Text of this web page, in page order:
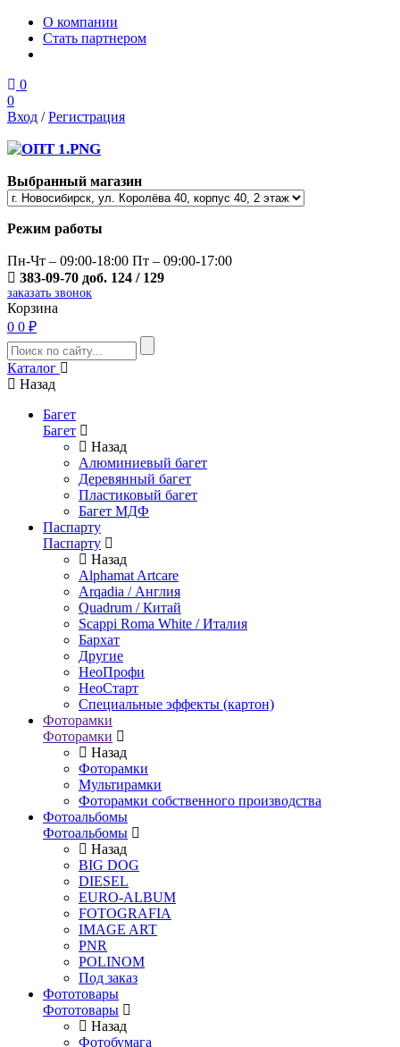
О компании
Стать партнером
0
0
Вход /Регистрация
Выбранный магазин
Режим работы
Пн-Чт – 09:00-18:00 Пт – 09:00-17:00
383-09-70 доб. 124 / 129
заказать звонок
Корзина
0 0 ₽
Каталог
Назад
Багет
Багет
Назад
Алюминиевый багет
Деревянный багет
Пластиковый багет
Багет МДФ
Паспарту
Паспарту
Назад
Alphamat Artcare
Arqadia / Англия
Quadrum / Китай
Scappi Roma White / Италия
Бархат
Другие
НеоПрофи
НеоСтарт
Специальные эффекты (картон)
Фоторамки
Фоторамки
Назад
Фоторамки
Мультирамки
Фоторамки собственного производства
Фотоальбомы
Фотоальбомы
Назад
BIG DOG
DIESEL
EURO-ALBUM
FOTOGRAFIA
IMAGE ART
PNR
POLINOM
Под заказ
Фототовары
Фототовары
Назад
Фотобумага